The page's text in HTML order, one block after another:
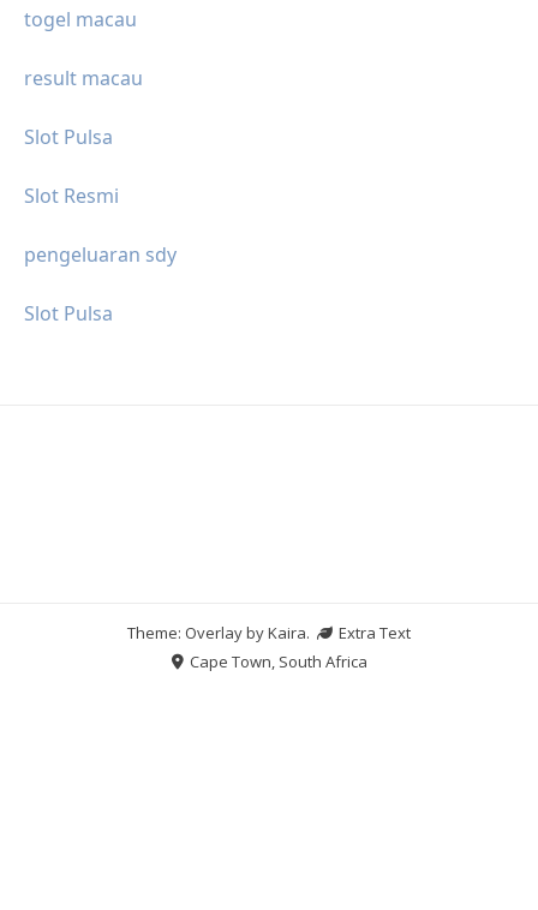
togel macau
result macau
Slot Pulsa
Slot Resmi
pengeluaran sdy
Slot Pulsa
Theme: Overlay byKaira.
Extra Text
Cape Town, South Africa